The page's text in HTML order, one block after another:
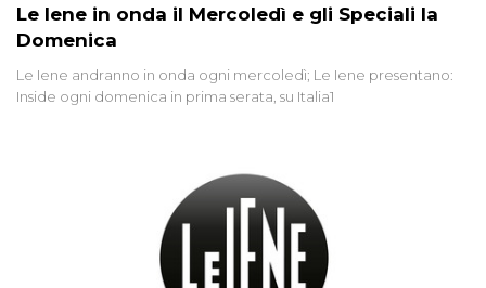
Le Iene in onda il Mercoledì e gli Speciali la
Domenica
Le Iene andranno in onda ogni mercoledì; Le Iene presentano:
Inside ogni domenica in prima serata, su Italia1